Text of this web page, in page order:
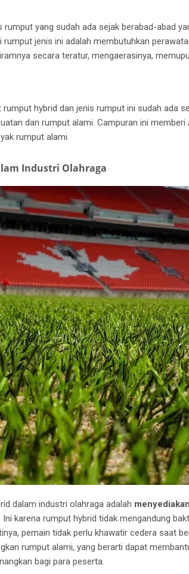
rumput yang sudah ada sejak berabad-abad
rumput jenis ini adalah membutuhkan
secara teratur, mengaerasinya,
hybrid dan jenis rumput ini sudah ada
dan rumput alami. Campuran ini
rumput alami.
Industri Olahraga
dalam industri olahraga adalah
Ini karena rumput hybrid tidak mengandung
pemain tidak perlu khawatir cedera saat
rumput alami, yang berarti dapat
bagi para peserta.